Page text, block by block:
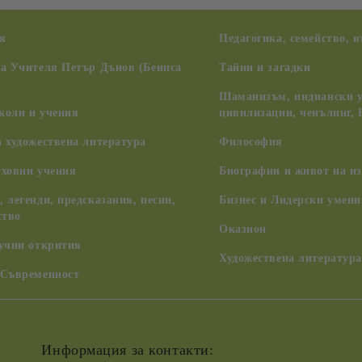
Учителя Петър Дънов (Беинса
и учения
художествена литература
учения
предсказания, песни,
открития
Педагогика, семейство,
Тайни и загадки
Шаманизъм, индиански
цивилизации,
Философия
Биографии и живот на
Бизнес и Лидерски
Оказион
Художествена
Информация за контакти: